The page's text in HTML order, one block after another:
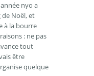
nyo a
Noël, et
à la bourre
: ne pas
tout
être
quelque